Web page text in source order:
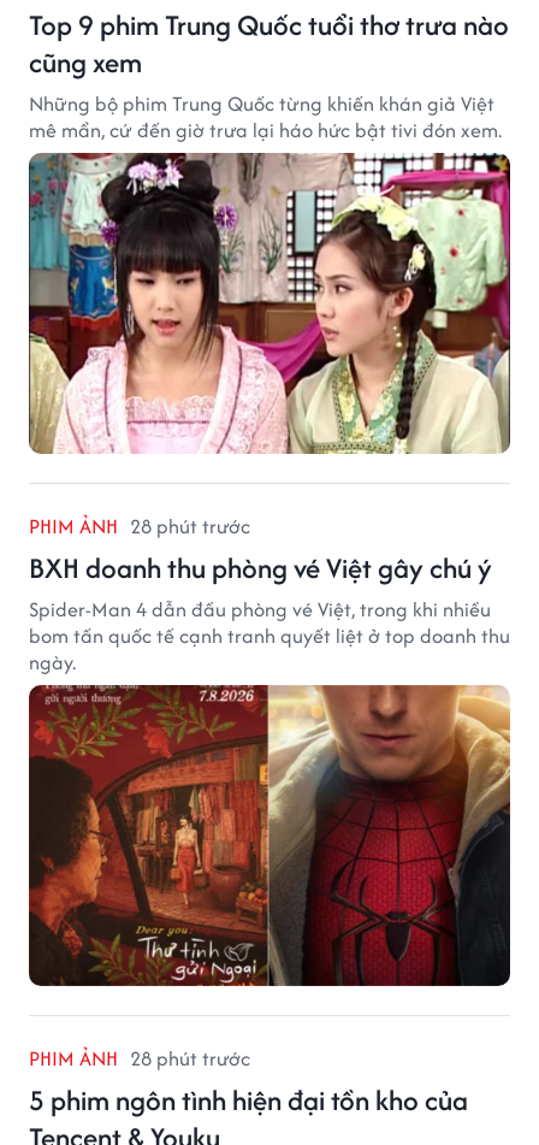
Top 9 phim Trung Quốc tuổi thơ trưa nào
cũng xem
Những bộ phim Trung Quốc từng khiến khán giả Việt
mê mẩn, cứ đến giờ trưa lại háo hức bật tivi đón xem.
PHIM ẢNH 28 phút trước
BXH doanh thu phòng vé Việt gây chú ý
Spider-Man 4 dẫn đầu phòng vé Việt, trong khi nhiều
bom tấn quốc tế cạnh tranh quyết liệt ở top doanh thu
ngày.
PHIM ẢNH 28 phút trước
5 phim ngôn tình hiện đại tồn kho của
Tencent & Youku